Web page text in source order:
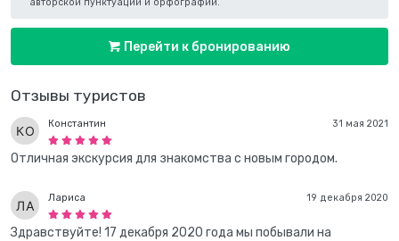
Отзывы туристов
31 мая 2021
Константин
Отличная экскурсия для знакомства с новым городом.
19 декабря 2020
Лариса
Здравствуйте! 17 декабря 2020 года мы побывали на
Перейти к бронированию